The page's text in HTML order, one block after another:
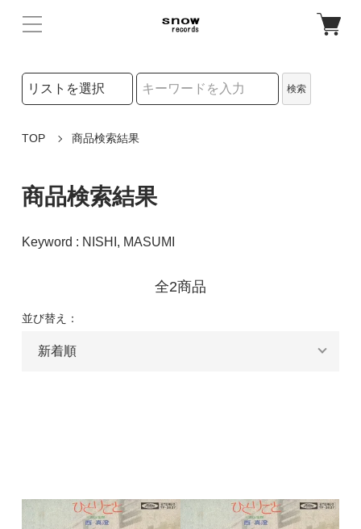
検索リストの選択
検索
TOP 商品検索結果
商品検索結果
Keyword : NISHI, MASUMI
全2商品
並び替え：